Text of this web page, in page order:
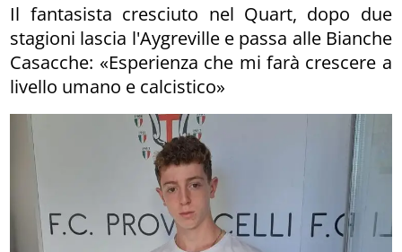
Il fantasista cresciuto nel Quart, dopo due
stagioni lascia l'Aygreville e passa alle Bianche
Casacche: «Esperienza che mi farà crescere a
livello umano e calcistico»